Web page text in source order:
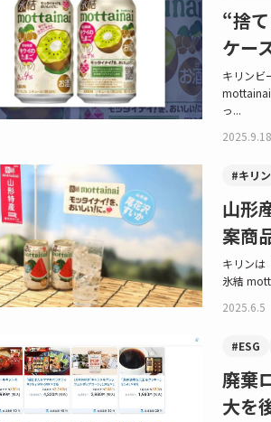
“捨
ケー
キリンビ
っ...
2025.9.18
#キリン
山形
案商
キリンは
氷結
2025.6.5
#ESG
廃棄
大を